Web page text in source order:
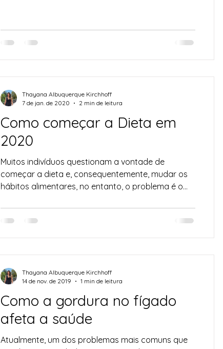
Como começar a Dieta em
2020
Muitos indivíduos questionam a vontade de
começar a dieta e, consequentemente, mudar os
hábitos alimentares, no entanto, o problema é o...
Thayana Albuquerque Kirchhoff
7 de jan. de 2020
2 min de leitura
Como a gordura no fígado
afeta a saúde
Atualmente, um dos problemas mais comuns que
Thayana Albuquerque Kirchhoff
14 de nov. de 2019
1 min de leitura